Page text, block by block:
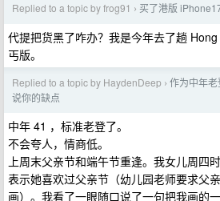
Replied to a topic by frog91 › 买了港版
代提把货黑了咋办？我是今年去了趟
丐版。
Replied to a topic by HaydenDeep › 作为中年
说你的缺点
中年 41 ，标准老登了。
不会夸人，情商低。
上周末父亲节和端午节重逢。我女儿周四
表示她喜欢过父亲节（幼儿园老师要求父
画）。我看了一眼随口说了一句把我画的